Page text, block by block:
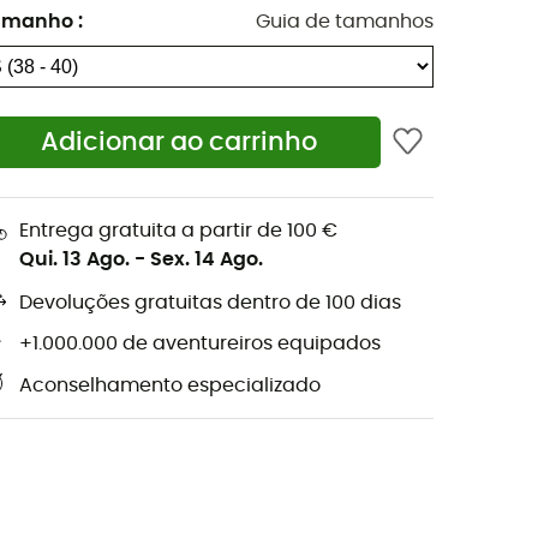
: Guia de tamanhos
Adicionar ao carrinho
Entrega gratuita a partir de 100 €
Qui. 13 Ago. - Sex. 14 Ago.
Devoluções gratuitas dentro de 100 dias
+1.000.000 de aventureiros equipados
Aconselhamento especializado